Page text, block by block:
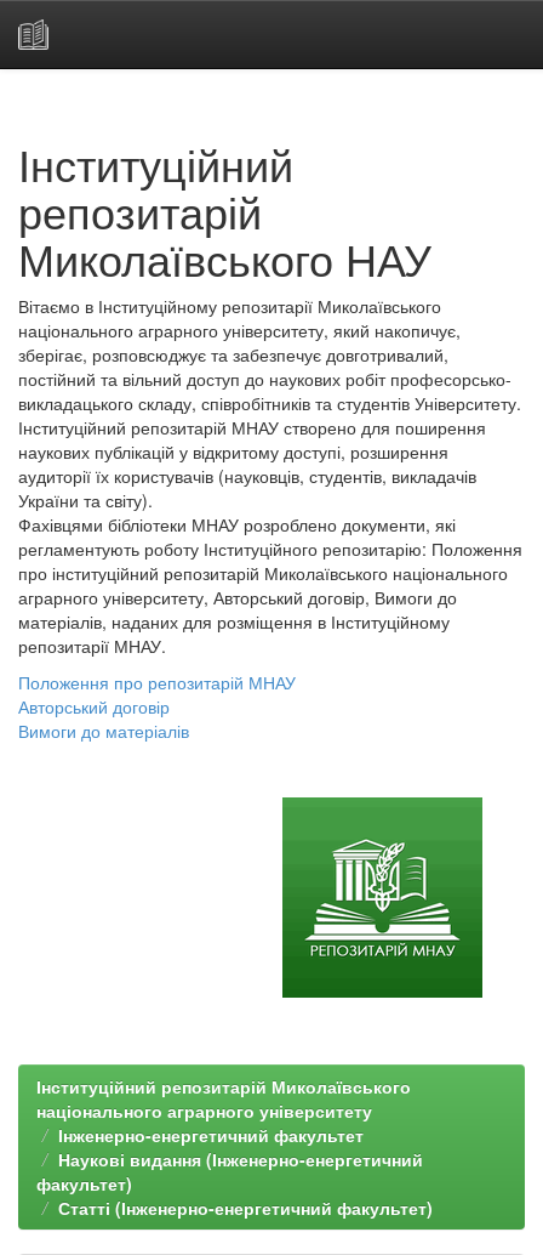
Інституційний
репозитарій
Миколаївського НАУ
Вітаємо в Інституційному репозитарії Миколаївського
національного аграрного університету, який накопичує,
зберігає, розповсюджує та забезпечує довготривалий,
постійний та вільний доступ до наукових робіт професорсько-
викладацького складу, співробітників та студентів Університету.
Інституційний репозитарій МНАУ створено для поширення
наукових публікацій у відкритому доступі, розширення
аудиторії їх користувачів (науковців, студентів, викладачів
України та світу).
Фахівцями бібліотеки МНАУ розроблено документи, які
регламентують роботу Інституційного репозитарію: Положення
про інституційний репозитарій Миколаївського національного
аграрного університету, Авторський договір, Вимоги до
матеріалів, наданих для розміщення в Інституційному
репозитарії МНАУ.
Положення про репозитарій МНАУ
Авторський договір
Вимоги до матеріалів
Інституційний репозитарій Миколаївського
національного аграрного університету
Інженерно-енергетичний факультет
Наукові видання (Інженерно-енергетичний
факультет)
Статті (Інженерно-енергетичний факультет)